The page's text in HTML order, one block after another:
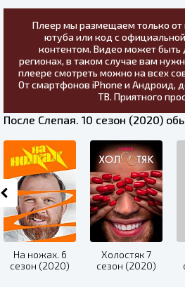
Плеер мы размещаем только от
ютуба или код с
контентом. Видео может быть
регионах, в таком случае вам
плеере смотреть можно на всех
От смартфонов iPhone и Андроид,
ТВ. Приятного
После Слепая. 10 сезон (2020)
На ножах. 6
сезон (2020)
Холостяк 7
сезон (2020)